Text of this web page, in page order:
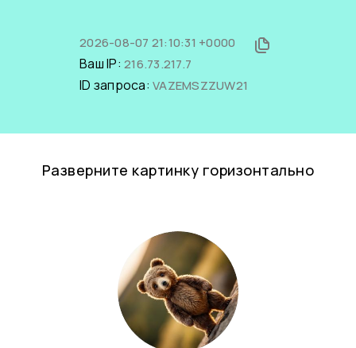
2026-08-07 21:10:31 +0000
Ваш IP: 216.73.217.7
ID запроса: VAZEMSZZUW21
Разверните картинку горизонтально